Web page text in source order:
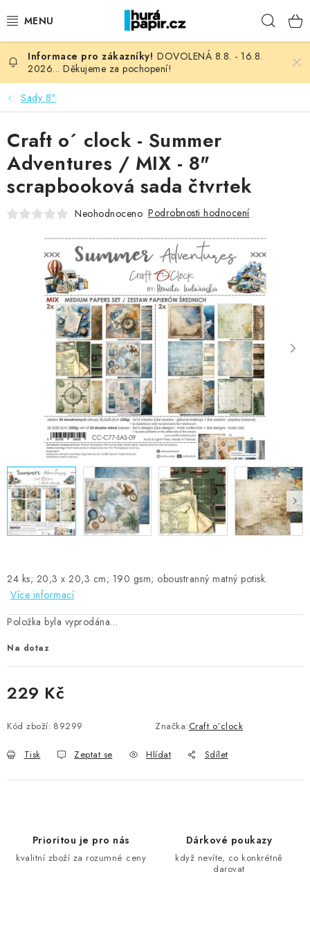
na
NOVINKY
HURÁ DÍLNA
VŠECHNO ZBOŽÍ
KNIHAŘSKÝ MATERIÁL
OBLÍBENÉ ♥️
FOTORECENZE
MOJE OBJEDNÁVKA
Kontakty Moje objednávka
Oblíbené ♥️
Hodnocení obchodu
Obchodní podmínky
Podmínky ochrany osobních údajů
Ověřování recenzí
Jak nakupovat
DOVOLENÁ 8.8. - 16.8.
2026... Děkujeme za pochopení!
Sady 8"
24 ks; 20,3 x 20,3 cm; 190 gsm; oboustranný matný potisk.
Více informací
Položka byla vyprodána…
Na dotaz
229 Kč
Kód zboží: 89299 Značka:Craft o´clock
Tisk Zeptat se Hlídat Sdílet
Craft o´ clock - Summer
Adventures / MIX - 8"
scrapbooková sada čtvrtek
Neohodnoceno Podrobnosti hodnocení
Prioritou je pro nás
kvalitní zboží za rozumné ceny
Dárkové poukazy
když nevíte, co konkrétně
darovat